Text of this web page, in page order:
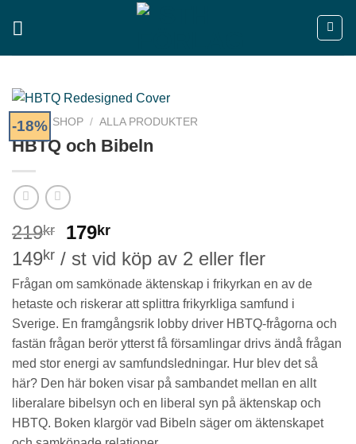
-18%
HEM / SHOP / ALLA PRODUKTER
HBTQ och Bibeln
219kr
Det
ursprungliga
priset
var:
219kr.
179krDet
nuvarande
priset
är:
179kr.
149kr / st vid köp av 2 eller fler
Frågan om samkönade äktenskap i frikyrkan en av de
hetaste och riskerar att splittra frikyrkliga samfund i
Sverige. En framgångsrik lobby driver HBTQ-frågorna och
fastän frågan berör ytterst få församlingar drivs ändå frågan
med stor energi av samfundsledningar. Hur blev det så
här? Den här boken visar på sambandet mellan en allt
liberalare bibelsyn och en liberal syn på äktenskap och
HBTQ. Boken klargör vad Bibeln säger om äktenskapet